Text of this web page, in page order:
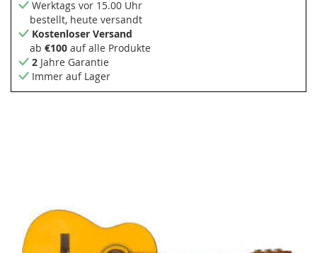
Werktags vor 15.00 Uhr
bestellt, heute versandt
Kostenloser Versand
ab €100 auf alle Produkte
2 Jahre Garantie
Immer auf Lager